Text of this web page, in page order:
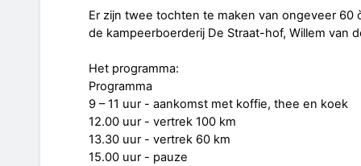
Er zijn twee tochten te maken van ongeveer
de kampeerboerderij De Straat-hof, Willem van
Het programma:
Programma
9 – 11 uur - aankomst met koffie, thee en koek
12.00 uur - vertrek 100 km
13.30 uur - vertrek 60 km
15.00 uur - pauze